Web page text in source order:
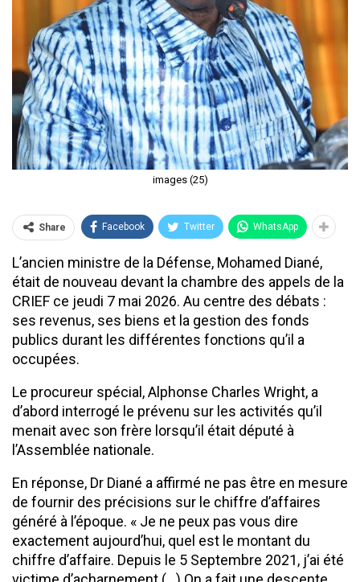
images (25)
Share Facebook Twitter WhatsApp
L’ancien ministre de la Défense, Mohamed Diané,
était de nouveau devant la chambre des appels de la
CRIEF ce jeudi 7 mai 2026. Au centre des débats :
ses revenus, ses biens et la gestion des fonds
publics durant les différentes fonctions qu’il a
occupées.
Le procureur spécial, Alphonse Charles Wright, a
d’abord interrogé le prévenu sur les activités qu’il
menait avec son frère lorsqu’il était député à
l’Assemblée nationale.
En réponse, Dr Diané a affirmé ne pas être en mesure
de fournir des précisions sur le chiffre d’affaires
généré à l’époque. « Je ne peux pas vous dire
exactement aujourd’hui, quel est le montant du
chiffre d’affaire. Depuis le 5 Septembre 2021, j’ai été